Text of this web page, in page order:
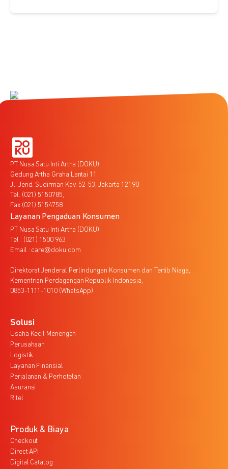
PT Nusa Satu Inti Artha (DOKU)
Gedung Artha Graha Lantai 11
Jl. Jend. Sudirman Kav. 52-53, Jakarta 12190
Tel. (021) 5150785,
Fax (021) 5154758
Layanan Pengaduan Konsumen
PT Nusa Satu Inti Artha (DOKU)
Tel : (021) 1500 963
Email : care@doku.com
Direktorat Jenderal Perlindungan Konsumen dan Tertib Niaga,
Kementrian Perdagangan Republik Indonesia,
0853-1111-1010 (WhatsApp)
Solusi
Usaha Kecil Menengah
Perusahaan
Logistik
Layanan Finansial
Perjalanan & Perhotelan
Asuransi
Ritel
Produk & Biaya
Checkout
Direct API
Digital Catalog